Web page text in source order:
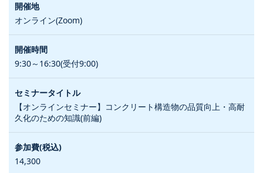
オンライン(Zoom)
9:30～16:30(受付9:00)
【オンラインセミナー】コンクリート構造物の品質向上・高耐
久化のための知識(前編)
14,300